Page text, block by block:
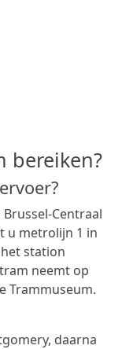
bereiken?
Centraal
u metrolijn 1 in
station
neemt op
Trammuseum.
daarna